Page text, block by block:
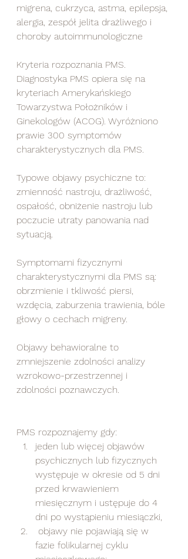
migrena, cukrzyca, astma, epilepsja,
alergia, zespół jelita drażliwego i
choroby autoimmunologiczne
Kryteria rozpoznania PMS.
Diagnostyka PMS opiera się na
kryteriach Amerykańskiego
Towarzystwa Położników i
Ginekologów (ACOG). Wyróżniono
prawie 300 symptomów
charakterystycznych dla PMS.
Typowe objawy psychiczne to:
zmienność nastroju, drażliwość,
ospałość, obniżenie nastroju lub
poczucie utraty panowania nad
sytuacją.
Symptomami fizycznymi
charakterystycznymi dla PMS są:
obrzmienie i tkliwość piersi,
wzdęcia, zaburzenia trawienia, bóle
głowy o cechach migreny.
Objawy behawioralne to
zmniejszenie zdolności analizy
wzrokowo-przestrzennej i
zdolności poznawczych.
PMS rozpoznajemy gdy:
jeden lub więcej objawów
psychicznych lub fizycznych
występuje w okresie od 5 dni
przed krwawieniem
miesięcznym i ustępuje do 4
dni po wystąpieniu miesiączki,
fazie folikularnej cyklu